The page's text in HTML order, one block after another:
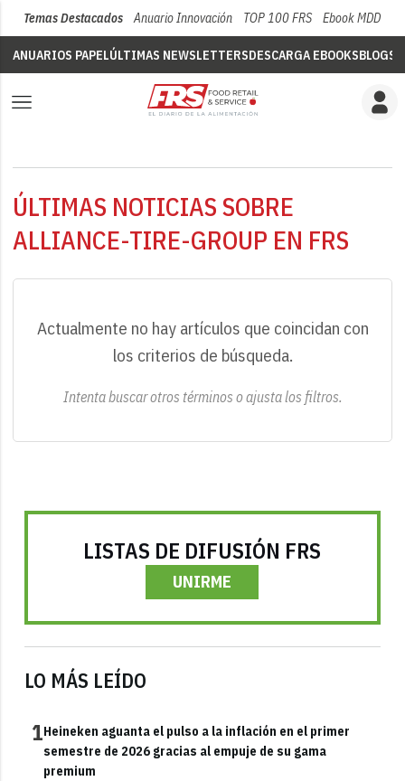
Temas Destacados Anuario Innovación TOP 100 FRS Ebook MDD
ANUARIOS PAPELÚLTIMAS NEWSLETTERSDESCARGA EBOOKSBLOGS
ÚLTIMAS NOTICIAS SOBRE
ALLIANCE-TIRE-GROUP EN FRS
Actualmente no hay artículos que coincidan con
los criterios de búsqueda.
Intenta buscar otros términos o ajusta los filtros.
LISTAS DE DIFUSIÓN FRS
UNIRME
LO MÁS LEÍDO
1Heineken aguanta el pulso a la inflación en el primer
semestre de 2026 gracias al empuje de su gama
premium